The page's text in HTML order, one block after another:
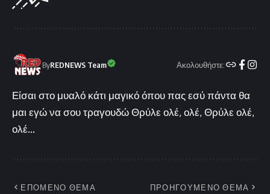
ByREDNEWS Team Ακολουθήστε:
Είσαι στο μυαλό κάτι μαγικό όπου πας εσύ πάντα θα
μαι εγώ να σου τραγουδώ Θρύλε ολέ, ολέ, Θρύλε ολέ,
ολέ...
ΕΠΟΜΕΝΟ ΘΕΜΑ ΠΡΟΗΓΟΥΜΕΝΟ ΘΕΜΑ